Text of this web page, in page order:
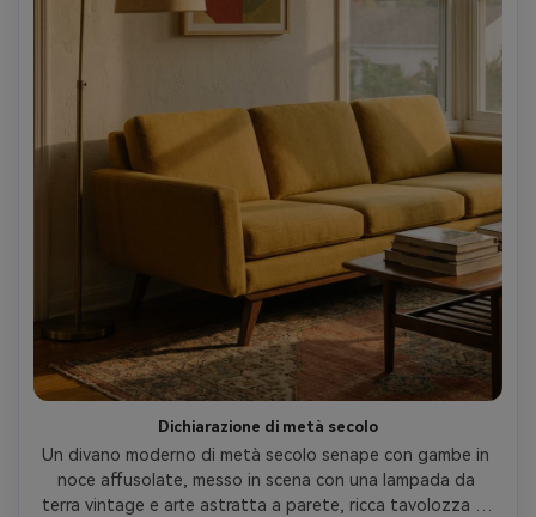
Dichiarazione di metà secolo
Un divano moderno di metà secolo senape con gambe in
noce affusolate, messo in scena con una lampada da
terra vintage e arte astratta a parete, ricca tavolozza di